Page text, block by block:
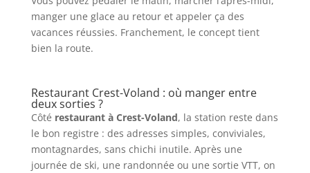
manger une glace au retour et appeler ça des
vacances réussies. Franchement, le concept tient
bien la route.
Restaurant Crest-Voland : où manger entre
deux sorties ?
Côté restaurant à Crest-Voland, la station reste dans
le bon registre : des adresses simples, conviviales,
montagnardes, sans chichi inutile. Après une
journée de ski, une randonnée ou une sortie VTT, on